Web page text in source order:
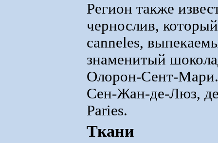
Регион также
чернослив,
canneles,
знаменитый
Олорон-Сент-
Сен-Жан-де-Люз,
Paries.
Ткани